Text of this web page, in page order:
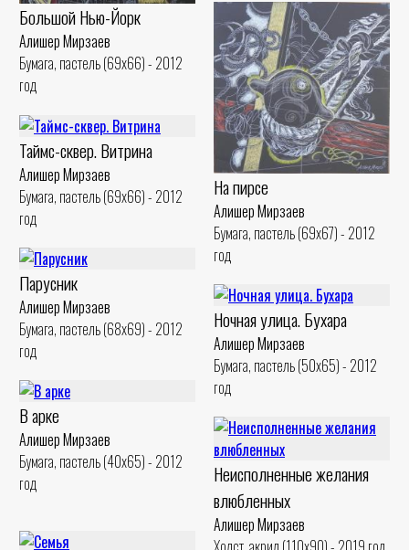
Большой Нью-Йорк
Алишер Мирзаев
Бумага, пастель (69x66) - 2012
год
На пирсе
Алишер Мирзаев
Бумага, пастель (69x67) - 2012
год
Таймс-сквер. Витрина
Алишер Мирзаев
Бумага, пастель (69x66) - 2012
год
Парусник
Алишер Мирзаев
Бумага, пастель (68x69) - 2012
год
Ночная улица. Бухара
Алишер Мирзаев
Бумага, пастель (50x65) - 2012
год
В арке
Алишер Мирзаев
Бумага, пастель (40x65) - 2012
год
Неисполненные желания
влюбленных
Алишер Мирзаев